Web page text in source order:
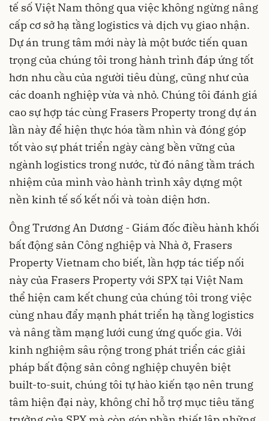
tế số Việt Nam thông qua việc không ngừng nâng
cấp cơ sở hạ tầng logistics và dịch vụ giao nhận.
Dự án trung tâm mới này là một bước tiến quan
trọng của chúng tôi trong hành trình đáp ứng tốt
hơn nhu cầu của người tiêu dùng, cũng như của
các doanh nghiệp vừa và nhỏ. Chúng tôi đánh giá
cao sự hợp tác cùng Frasers Property trong dự án
lần này để hiện thực hóa tầm nhìn và đóng góp
tốt vào sự phát triển ngày càng bền vững của
ngành logistics trong nước, từ đó nâng tầm trách
nhiệm của mình vào hành trình xây dựng một
nền kinh tế số kết nối và toàn diện hơn.
Ông Trương An Dương - Giám đốc điều hành khối
bất động sản Công nghiệp và Nhà ở, Frasers
Property Vietnam cho biết, lần hợp tác tiếp nối
này của Frasers Property với SPX tại Việt Nam
thể hiện cam kết chung của chúng tôi trong việc
cùng nhau đẩy mạnh phát triển hạ tầng logistics
và nâng tầm mạng lưới cung ứng quốc gia. Với
kinh nghiệm sâu rộng trong phát triển các giải
pháp bất động sản công nghiệp chuyên biệt
built-to-suit, chúng tôi tự hào kiến tạo nên trung
tâm hiện đại này, không chỉ hỗ trợ mục tiêu tăng